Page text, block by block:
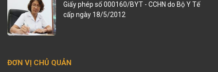
Giấy phép số 000160/BYT - CCHN do Bộ Y Tế
cấp ngày 18/5/2012
ĐƠN VỊ CHỦ QUẢN